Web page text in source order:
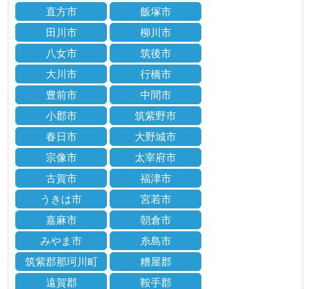
直方市
飯塚市
田川市
柳川市
八女市
筑後市
大川市
行橋市
豊前市
中間市
小郡市
筑紫野市
春日市
大野城市
宗像市
太宰府市
古賀市
福津市
うきは市
宮若市
嘉麻市
朝倉市
みやま市
糸島市
筑紫郡那珂川町
糟屋郡
遠賀郡
鞍手郡